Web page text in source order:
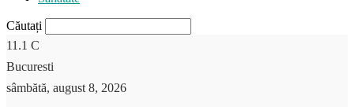
Căutați
11.1 C
Bucuresti
sâmbătă, august 8, 2026